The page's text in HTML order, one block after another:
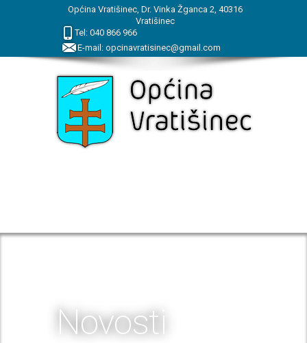
Općina Vratišinec, Dr. Vinka Žganca 2, 40316
Vratišinec
Tel: 040 866 966
E-mail: opcinavratisinec@gmail.com
Novosti